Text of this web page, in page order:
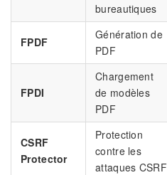
bureautiques
FPDF
Génération de
PDF
FPDI
Chargement
de modèles
PDF
CSRF
Protector
Protection
contre les
attaques CSRF